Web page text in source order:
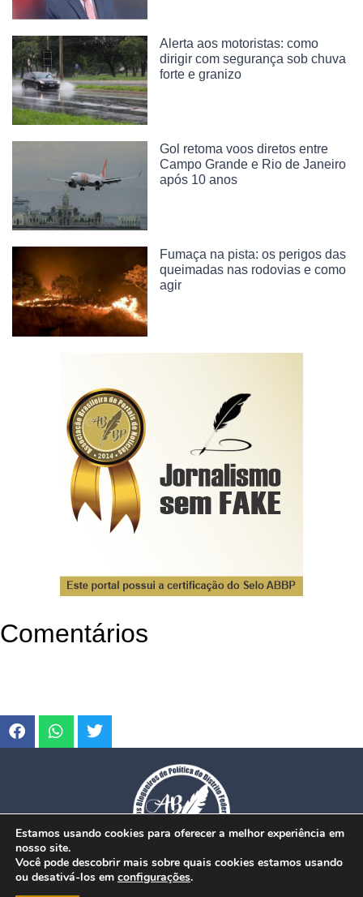
Alerta aos motoristas: como
dirigir com segurança sob chuva
forte e granizo
Gol retoma voos diretos entre
Campo Grande e Rio de Janeiro
após 10 anos
Fumaça na pista: os perigos das
queimadas nas rodovias e como
agir
Comentários
Estamos usando cookies para oferecer a melhor experiência em
nosso site.
Você pode descobrir mais sobre quais cookies estamos usando
ou desativá-los em configurações.